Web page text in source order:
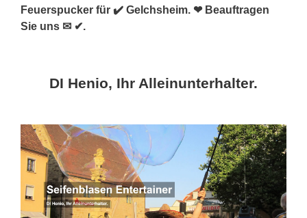
Feuerspucker für ✔️ Gelchsheim. ❤ Beauftragen
Sie uns ✉ ✔.
DI Henio, Ihr Alleinunterhalter.